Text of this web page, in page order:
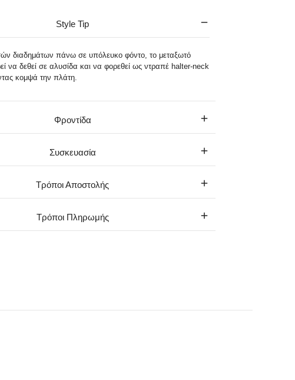
Style Tip
διαδημάτων πάνω σε υπόλευκο φόντο, το μεταξωτό
να δεθεί σε αλυσίδα και να φορεθεί ως ντραπέ halter-neck
κομψά την πλάτη.
Φροντίδα
Συσκευασία
Τρόποι Αποστολής
Τρόποι Πληρωμής